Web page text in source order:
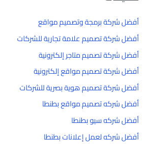
أفضل شركة برمجة وتصميم مواقع
أفضل شركة تصميم علامة تجارية للشركات
أفضل شركة تصميم متاجر إلكترونية
أفضل شركة تصميم مواقع إلكترونية
أفضل شركة تصميم هوية بصرية للشركات
أفضل شركه تصميم مواقع بطنطا
أفضل شركه سيو بطنطا
أفضل شركه لعمل إعلانات بطنطا